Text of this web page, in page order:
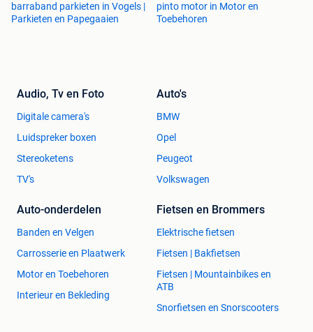
barraband parkieten in Vogels |
Parkieten en Papegaaien
pinto motor in Motor en
Toebehoren
Audio, Tv en Foto
Digitale camera's
Luidspreker boxen
Stereoketens
TV's
Auto's
BMW
Opel
Peugeot
Volkswagen
Auto-onderdelen
Banden en Velgen
Carrosserie en Plaatwerk
Motor en Toebehoren
Interieur en Bekleding
Fietsen en Brommers
Elektrische fietsen
Fietsen | Bakfietsen
Fietsen | Mountainbikes en
ATB
Snorfietsen en Snorscooters